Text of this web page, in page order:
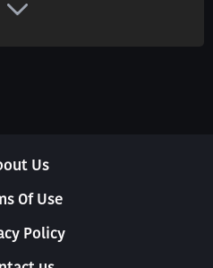
Us
Of Use
Policy